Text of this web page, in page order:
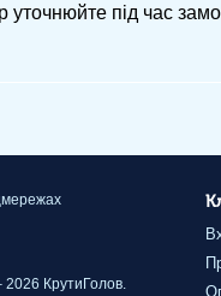
уточнюйте під час
КрутиГолов.